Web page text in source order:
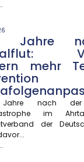
Jahre
mehr
nach der
im
der